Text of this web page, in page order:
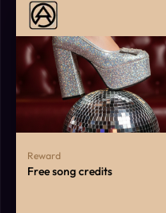
Reward
Free song credits